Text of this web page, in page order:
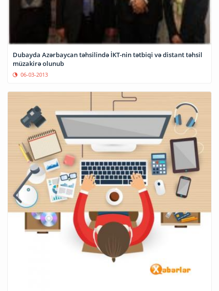
Dubayda Azərbaycan təhsilində İKT-nin tətbiqi və distant təhsil
müzakirə olunub
06-03-2013